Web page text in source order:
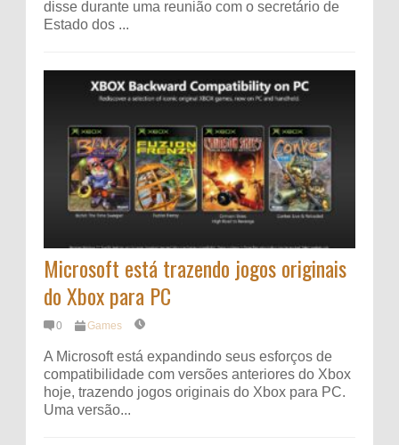
disse durante uma reunião com o secretário de
Estado dos ...
Microsoft está trazendo jogos originais
do Xbox para PC
0 Games
A Microsoft está expandindo seus esforços de
compatibilidade com versões anteriores do Xbox
hoje, trazendo jogos originais do Xbox para PC.
Uma versão...